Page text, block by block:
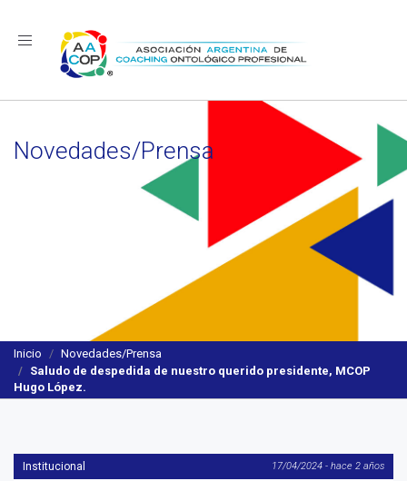
Navegación
Novedades/Prensa
Inicio
Novedades/Prensa
Saludo de despedida de nuestro querido presidente, MCOP
Hugo López.
Institucional 17/04/2024 - hace 2 años